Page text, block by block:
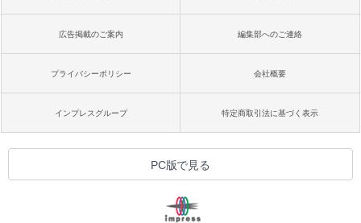
広告掲載のご案内 編集部へのご連絡
プライバシーポリシー 会社概要
インプレスグループ 特定商取引法に基づく表示
PC版で見る